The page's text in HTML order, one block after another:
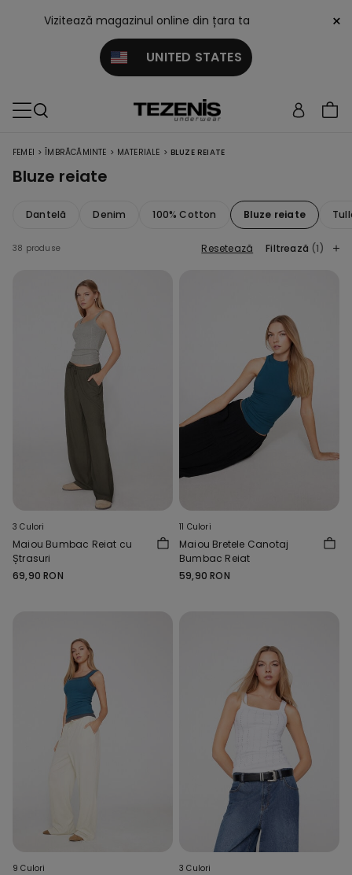
Vizitează magazinul online din țara ta
UNITED STATES
×
FEMEI > ÎMBRĂCĂMINTE > MATERIALE > BLUZE REIATE
Bluze reiate
Dantelă Denim 100% Cotton Bluze reiate
38 produse Resetează Filtrează (1)
3 Culori
Maiou Bumbac Reiat cu
Ștrasuri
69,90 RON
11 Culori
Maiou Bretele Canotaj
Bumbac Reiat
59,90 RON
9 Culori 3 Culori